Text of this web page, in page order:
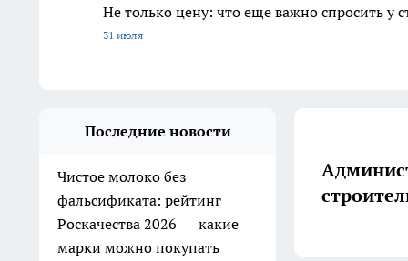
Не только цену: что еще важно спросить у
31 июля
Последние новости
Чистое молоко без
фальсификата: рейтинг
Роскачества 2026 — какие
марки можно покупать